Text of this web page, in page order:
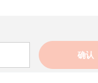
确认